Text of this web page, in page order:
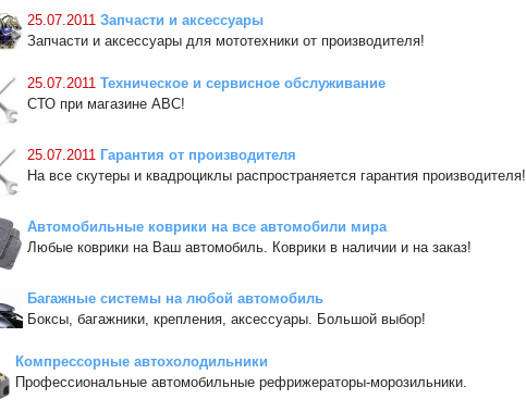
25.07.2011 Запчасти и аксессуары
Запчасти и аксессуары для мототехники от производителя!
25.07.2011 Техническое и сервисное обслуживание
СТО при магазине АВС!
25.07.2011 Гарантия от производителя
На все скутеры и квадроциклы распространяется гарантия производителя!
Автомобильные коврики на все автомобили мира
Любые коврики на Ваш автомобиль. Коврики в наличии и на заказ!
Багажные системы на любой автомобиль
Боксы, багажники, крепления, аксессуары. Большой выбор!
Компрессорные автохолодильники
Профессиональные автомобильные рефрижераторы-морозильники.